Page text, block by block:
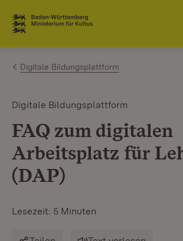
Zum Inhalt springen
Link zur Startseite
Digitale Bildungsplattform
Digitale Bildungsplattform
FAQ zum digitalen
Arbeitsplatz für
(DAP)
Lesezeit: 5 Minuten